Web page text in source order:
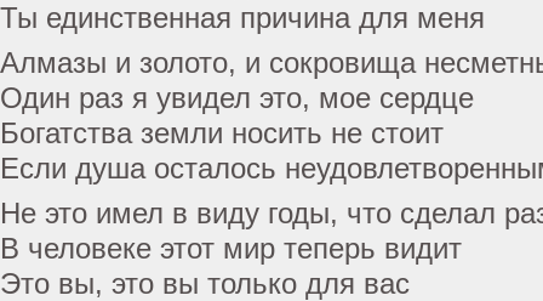
Ты единственная причина для меня
Алмазы и золото, и сокровища
Один раз я увидел это, мое сердце
Богатства земли носить не стоит
Если душа осталось
Не это имел в виду годы, что сделал
В человеке этот мир теперь видит
Это вы, это вы только для вас